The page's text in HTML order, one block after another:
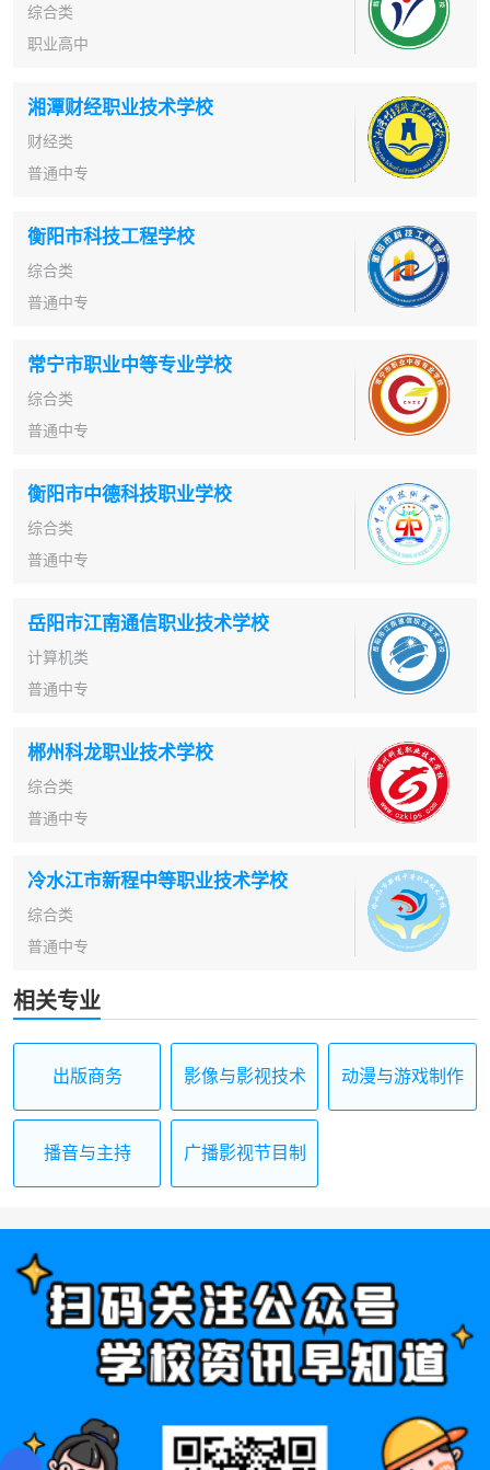
综合类
职业高中
湘潭财经职业技术学校
财经类
普通中专
衡阳市科技工程学校
综合类
普通中专
常宁市职业中等专业学校
综合类
普通中专
衡阳市中德科技职业学校
综合类
普通中专
岳阳市江南通信职业技术学校
计算机类
普通中专
郴州科龙职业技术学校
综合类
普通中专
冷水江市新程中等职业技术学校
综合类
普通中专
相关专业
出版商务 影像与影视技术 动漫与游戏制作
播音与主持
广播影视节目制